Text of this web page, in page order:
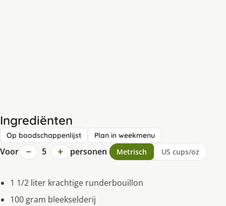
Ingrediënten
Op boodschappenlijst Plan in weekmenu
Voor − 5 + personen Metrisch US cups/oz
1 1/2 liter krachtige runderbouillon
100 gram bleekselderij